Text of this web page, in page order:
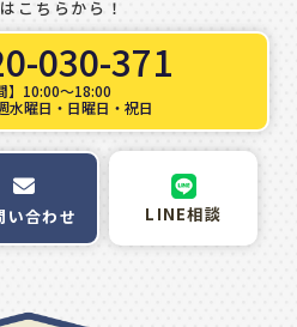
こちらから！
030-371
】10:00～18:00
水曜日・日曜日・祝日
い合わせ LINE相談